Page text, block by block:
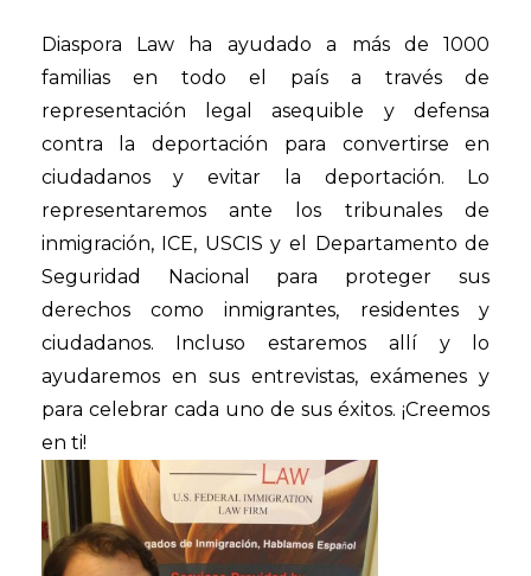
Diaspora Law ha ayudado a más de 1000
familias en todo el país a través de
representación legal asequible y defensa
contra la deportación para convertirse en
ciudadanos y evitar la deportación. Lo
representaremos ante los tribunales de
inmigración, ICE, USCIS y el Departamento de
Seguridad Nacional para proteger sus
derechos como inmigrantes, residentes y
ciudadanos. Incluso estaremos allí y lo
ayudaremos en sus entrevistas, exámenes y
para celebrar cada uno de sus éxitos. ¡Creemos
en ti!